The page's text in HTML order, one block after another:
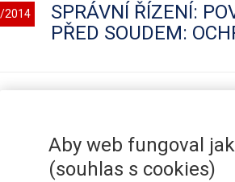
2014
SPRÁVNÍ ŘÍZENÍ:
PŘED SOUDEM:
odst. 2 správního řádu (č. 500/2004 Sb.)
č. 183/2006 Sb., o územním plánování a
násl. soudního řádu správního
Aby web fungoval
(souhlas s cookies)